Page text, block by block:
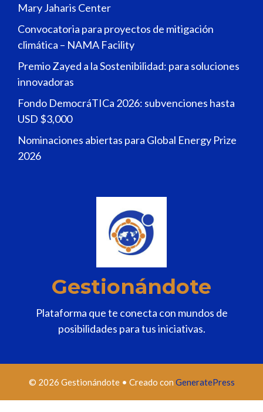
Mary Jaharis Center
Convocatoria para proyectos de mitigación
climática – NAMA Facility
Premio Zayed a la Sostenibilidad: para soluciones
innovadoras
Fondo DemocráTICa 2026: subvenciones hasta
USD $3,000
Nominaciones abiertas para Global Energy Prize
2026
Gestionándote
Plataforma que te conecta con mundos de
posibilidades para tus iniciativas.
© 2026 Gestionándote• Creado con GeneratePress